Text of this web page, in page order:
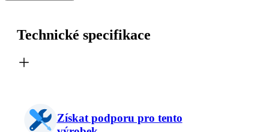
Technické specifikace
Získat podporu pro tento